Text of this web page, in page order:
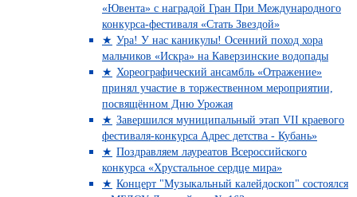
«Ювента» с наградой Гран При Международного
конкурса-фестиваля «Стать Звездой»
Ура! У нас каникулы! Осенний поход хора
мальчиков «Искра» на Каверзинские водопады
Хореографический ансамбль «Отражение»
принял участие в торжественном мероприятии,
посвящённом Дню Урожая
Завершился муниципальный этап VII краевого
фестиваля-конкурса Адрес детства - Кубань»
Поздравляем лауреатов Всероссийского
конкурса «Хрустальное сердце мира»
Концерт "Музыкальный калейдоскоп" состоялся